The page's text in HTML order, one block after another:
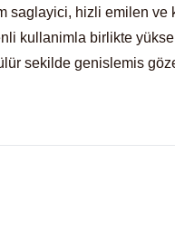
saglayici, hizli emilen
kullanimla birlikte
sekilde genislemis